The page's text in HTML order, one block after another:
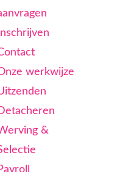
werkwijze
&